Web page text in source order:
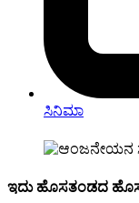
ಸಿನಿಮಾ
ಇದು ಹೊಸತಂಡದ